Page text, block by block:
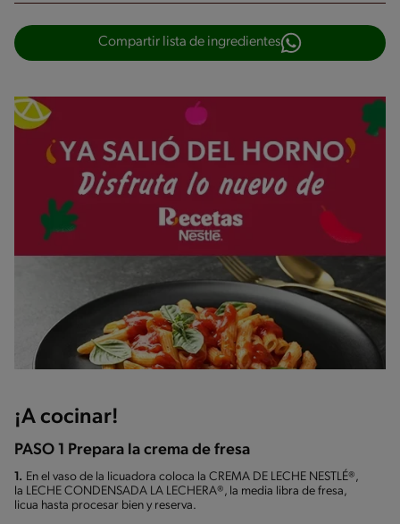
Compartir lista de ingredientes
¡A cocinar!
PASO 1 Prepara la crema de fresa
1. En el vaso de la licuadora coloca la CREMA DE LECHE NESTLÉ®,
la LECHE CONDENSADA LA LECHERA®, la media libra de fresa,
licua hasta procesar bien y reserva.